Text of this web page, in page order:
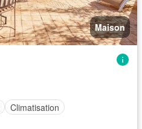
Maison
Climatisation